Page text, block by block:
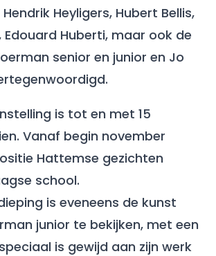
Heyligers, Hubert Bellis,
Edouard Huberti, maar ook de
senior en junior en Jo
is tot en met 15
Vanaf begin november
Hattemse gezichten
school.
is eveneens de kunst
junior te bekijken, met een
is gewijd aan zijn werk